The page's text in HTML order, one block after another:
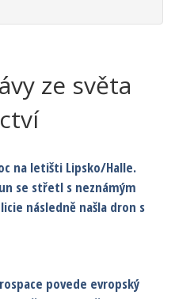
ze světa
na letišti Lipsko/Halle.
se střetl s neznámým
následně našla dron s
povede evropský